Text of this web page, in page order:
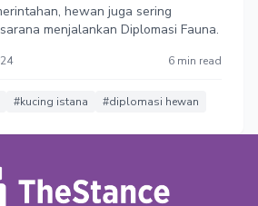
hewan juga sering
menjalankan Diplomasi Fauna.
6 min read
#kucing istana #diplomasi hewan